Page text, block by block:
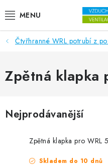
VENTILÁTORY
VZDUCHOTECHNIKA
TOPENÍ A CHLAZENÍ
ÚPRAVA VZDUCHU
Čtyřhranné WRL potrubí z
Zpětná klapka
Nejprodávanější
Zpětná klapka pro WRL
Skladem do 10 dnů